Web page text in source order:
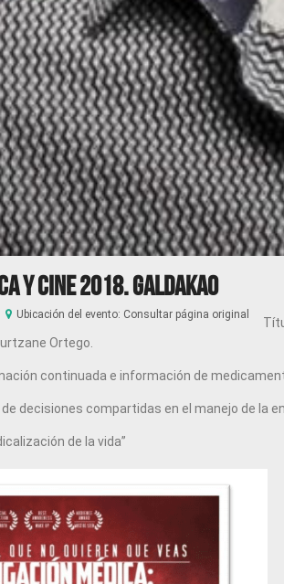
y Cine 2018. Galdakao
Ubicación del evento: Consultar página original
Ortego.
continuada e información de
de decisiones compartidas en el manejo de la
de la vida”